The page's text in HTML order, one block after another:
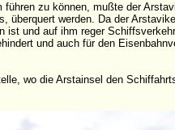
zu können, mußte der
überquert werden. Da der
ist und auf ihm reger
und auch für den
wo die Arstainsel den